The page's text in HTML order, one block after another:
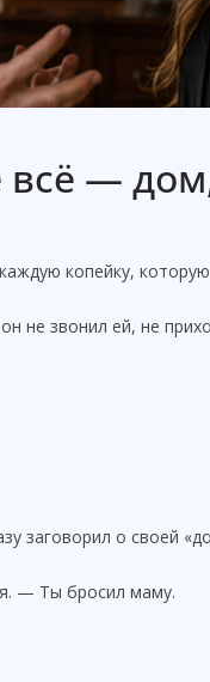
—
копейку,
не звонил ей, не
заговорил о своей
— Ты бросил маму.